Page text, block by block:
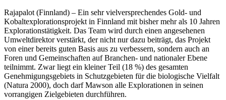
Rajapalot (Finnland) – Ein sehr vielversprechendes Gold- und
Kobaltexplorationsprojekt in Finnland mit bisher mehr als 10 Jahren
Explorationstätigkeit. Das Team wird durch einen angesehenen
Umweltdirektor verstärkt, der nicht nur dazu beiträgt, das Projekt
von einer bereits guten Basis aus zu verbessern, sondern auch an
Foren und Gemeinschaften auf Branchen- und nationaler Ebene
teilnimmt. Zwar liegt ein kleiner Teil (18 %) des gesamten
Genehmigungsgebiets in Schutzgebieten für die biologische Vielfalt
(Natura 2000), doch darf Mawson alle Explorationen in seinen
vorrangigen Zielgebieten durchführen.